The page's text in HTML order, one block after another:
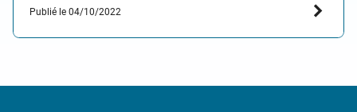
including also healthcare. Indeed, recent data driven
methods gather a lot of attention…
Publié le 04/10/2022